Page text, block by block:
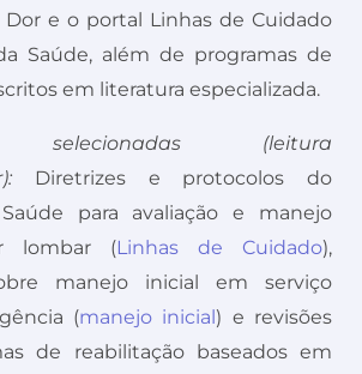
Dor e o portal Linhas de Cuidado
Saúde, além de programas de
em literatura especializada.
selecionadas (leitura
Diretrizes e protocolos do
para avaliação e manejo
lombar (Linhas de Cuidado),
manejo inicial em serviço
(manejo inicial) e revisões
de reabilitação baseados em